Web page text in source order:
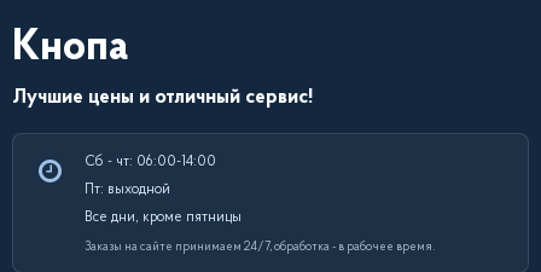
Кнопа
Лучшие цены и отличный сервис!
Сб - чт: 06:00-14:00
Пт: выходной
Все дни, кроме пятницы
Заказы на сайте принимаем 24/7, обработка - в рабочее время.